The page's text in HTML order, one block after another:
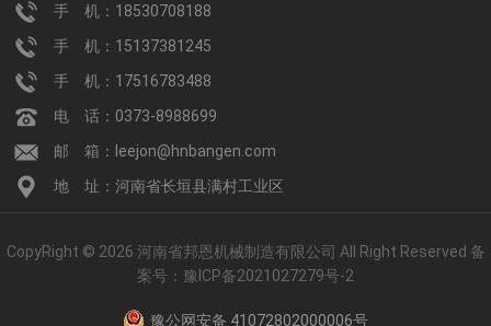
手 机：18530708188
手 机：15137381245
手 机：17516783488
电 话：0373-8988699
邮 箱：leejon@hnbangen.com
地 址：河南省长垣县满村工业区
CopyRight © 2026 河南省邦恩机械制造有限公司 All Right Reserved 备
案号： 豫ICP备2021027279号-2
豫公网安备 41072802000006号